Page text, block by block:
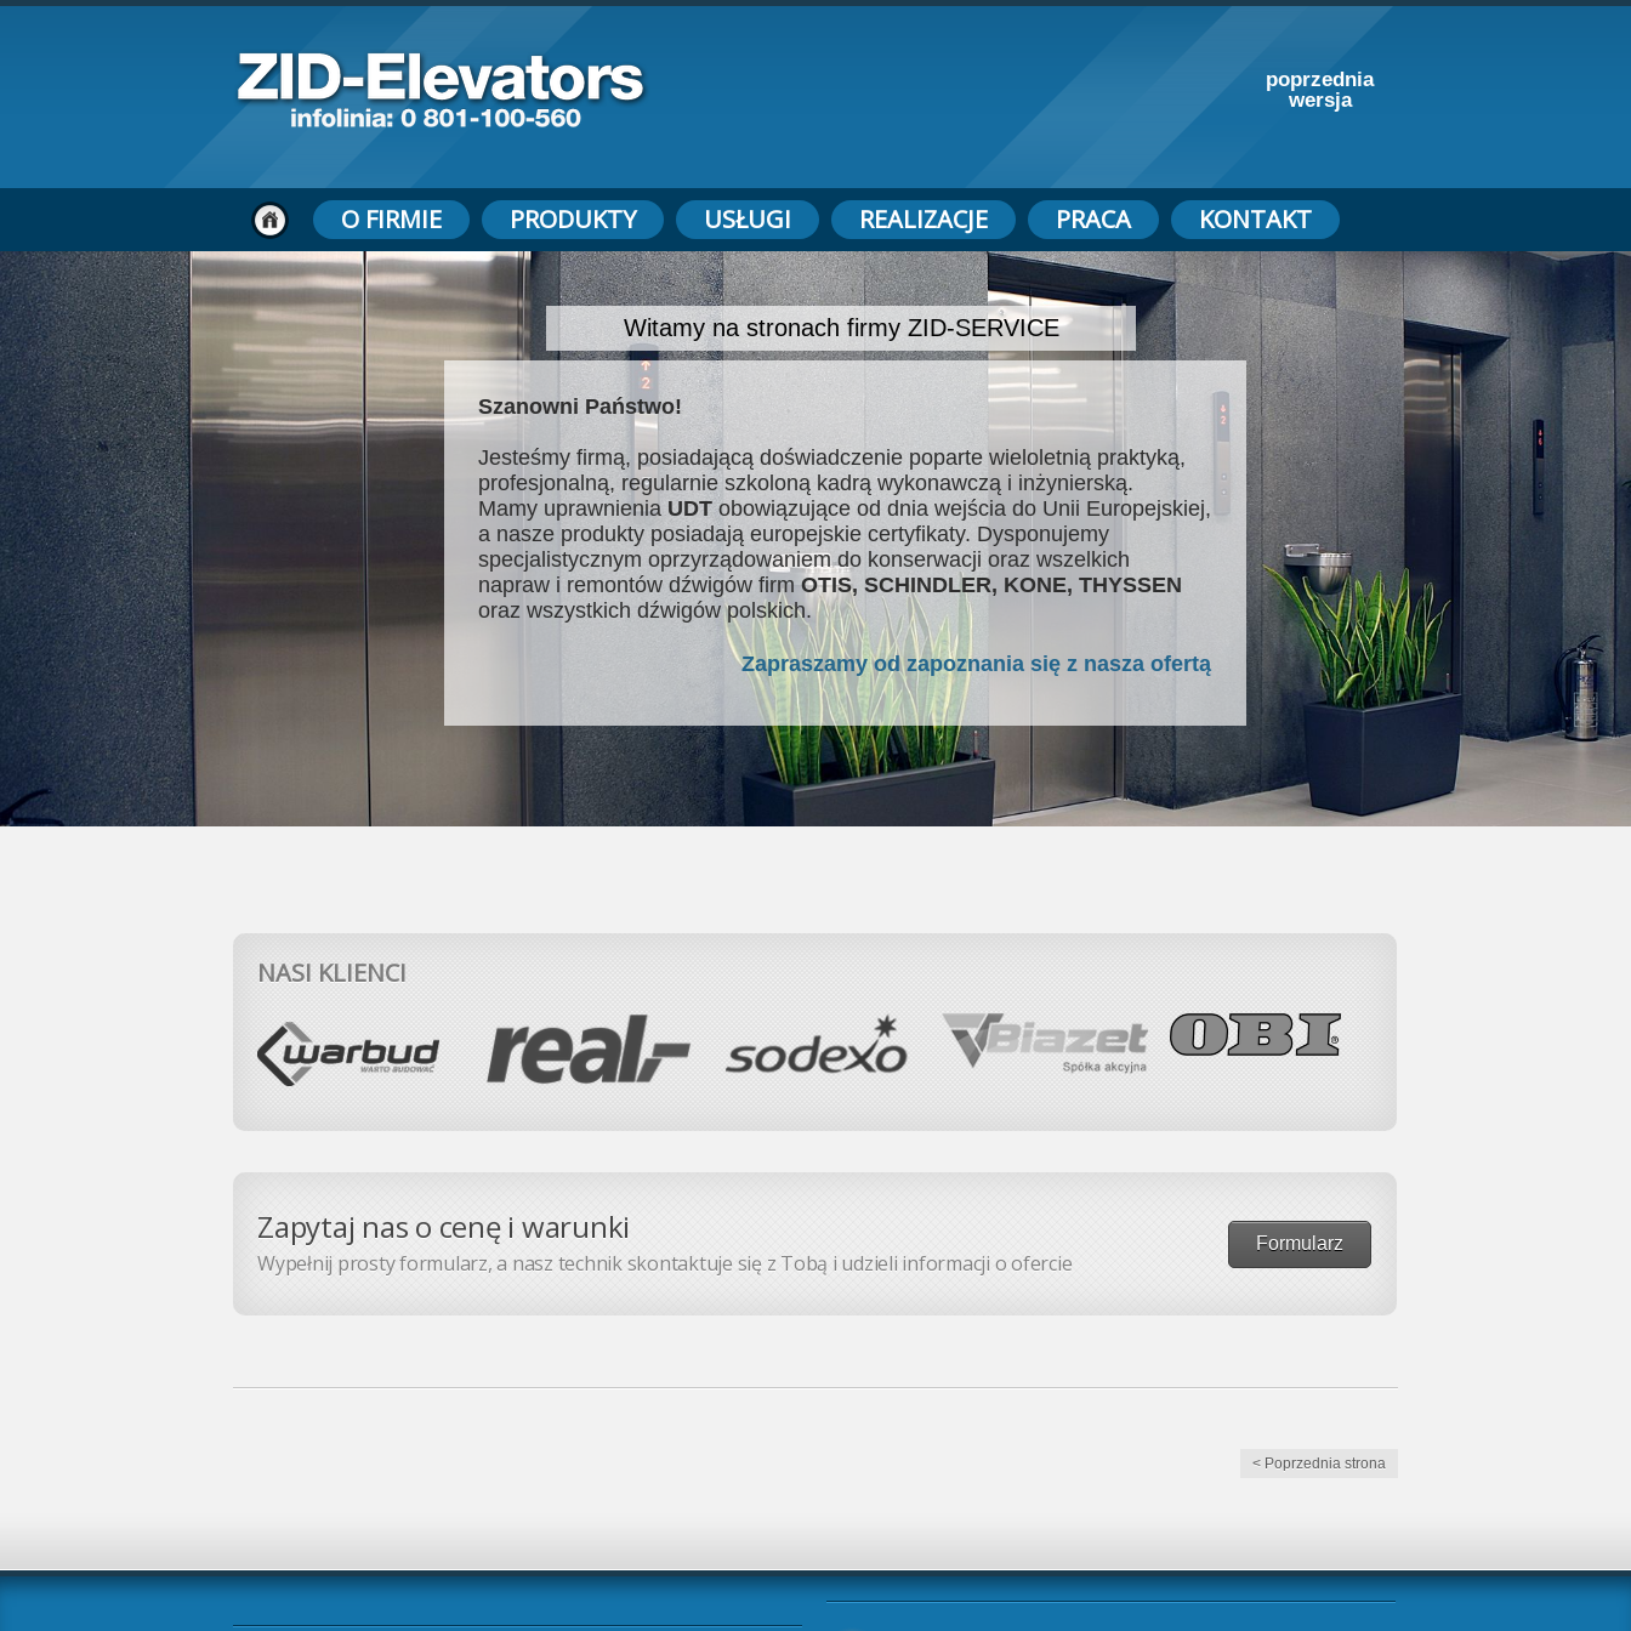
poprzednia
wersja
O FIRMIE PRODUKTY USŁUGI REALIZACJE PRACA KONTAKT
Witamy na stronach firmy ZID-SERVICE
Szanowni Państwo!
Jesteśmy firmą, posiadającą doświadczenie poparte wieloletnią praktyką,
profesjonalną, regularnie szkoloną kadrą wykonawczą i inżynierską.
Mamy uprawnienia UDT obowiązujące od dnia wejścia do Unii Europejskiej,
a nasze produkty posiadają europejskie certyfikaty. Dysponujemy
specjalistycznym oprzyrządowaniem do konserwacji oraz wszelkich
napraw i remontów dźwigów firmOTIS, SCHINDLER, KONE, THYSSEN
oraz wszystkich dźwigów polskich.
Zapraszamy od zapoznania się z nasza ofertą
NASI KLIENCI
Zapytaj nas o cenę i warunki
Wypełnij prosty formularz, a nasz technik skontaktuje się z Tobą i udzieli informacji o ofercie
Formularz
< Poprzednia strona